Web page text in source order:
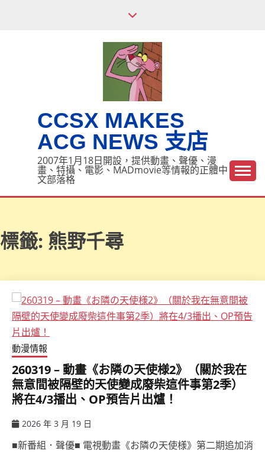
CCSX MAKES
ACG NEWS 支店
2007年1月18日開設，提供動畫、聲優、漫
畫、特攝、電影、MADmovie等情報的正體中
文部落格
標籤: 熊野千尋
動漫情報
260319 – 動畫《お隣の天使様2》（關於我在
無意間被隔壁的天使變成廢柴這件事第2季）
將在4/3播出、OP預告片出爐！
2026 年 3 月 19 日
■新番組．聲優■ 電視動畫《お隣の天使様》第二期追加消